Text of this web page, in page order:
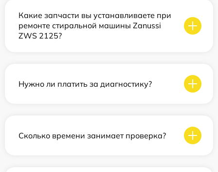
Какие запчасти вы устанавливаете при
ремонте стиральной машины Zanussi
ZWS 2125?
Нужно ли платить за диагностику?
Сколько времени занимает проверка?